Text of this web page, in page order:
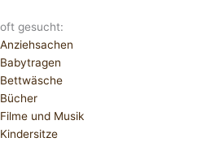
oft gesucht:
Anziehsachen
Babytragen
Bettwäsche
Bücher
Filme und Musik
Kindersitze